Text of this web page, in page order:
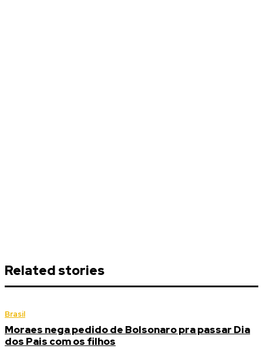
Related stories
Brasil
Moraes nega pedido de Bolsonaro pra passar Dia
dos Pais com os filhos